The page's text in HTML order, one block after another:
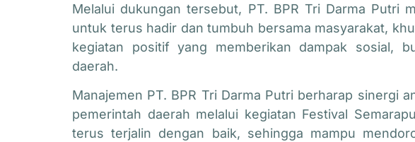
Melalui dukungan tersebut, PT. BPR Tri Darma Putri
untuk terus hadir dan tumbuh bersama masyarakat,
kegiatan positif yang memberikan dampak sosial,
daerah.
Manajemen PT. BPR Tri Darma Putri berharap sinergi
pemerintah daerah melalui kegiatan Festival
terus terjalin dengan baik, sehingga mampu